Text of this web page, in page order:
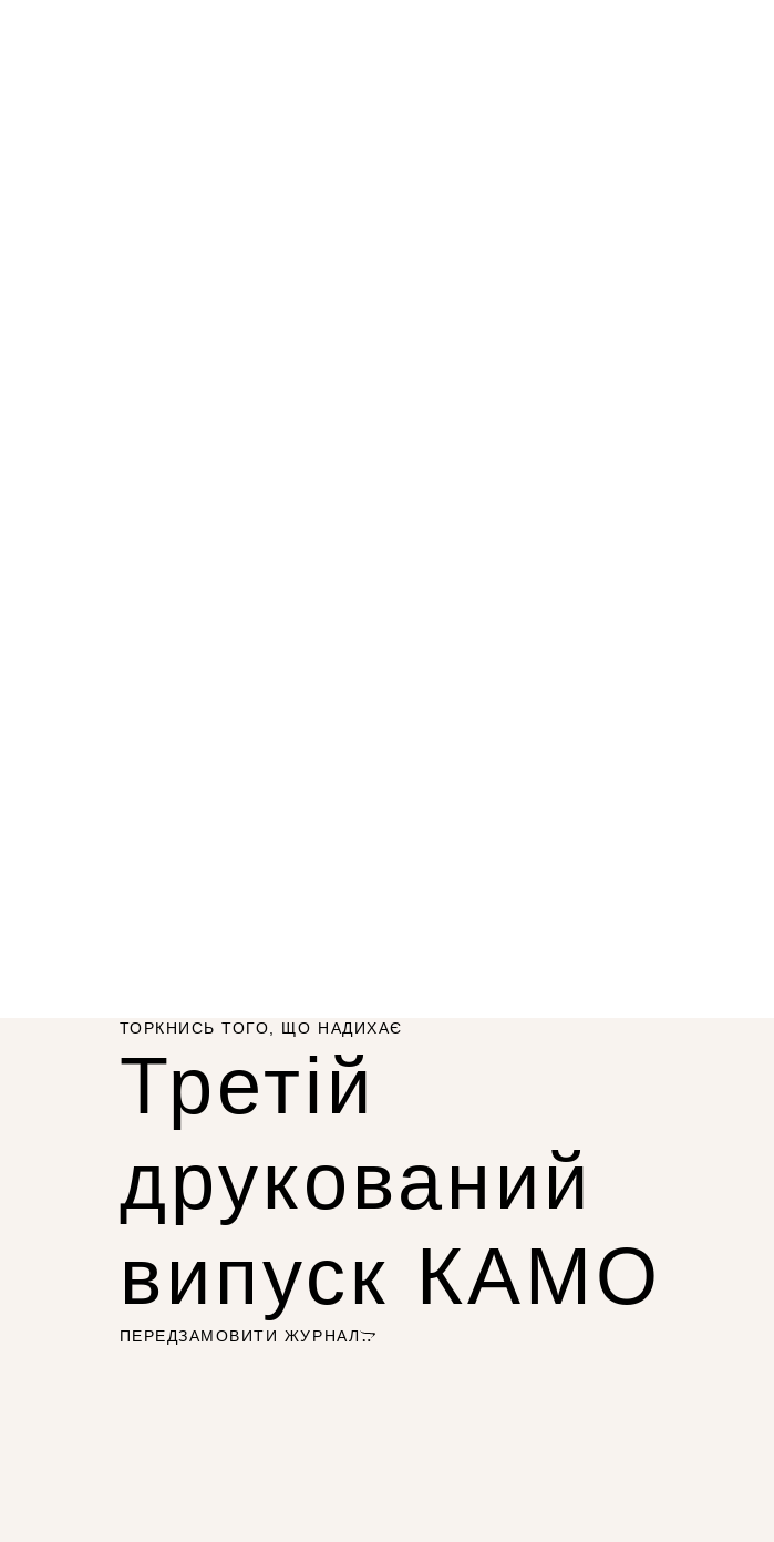
ТОРКНИСЬ ТОГО, ЩО НАДИХАЄ
Третій
друкований
випуск КАМО
ПЕРЕДЗАМОВИТИ ЖУРНАЛ